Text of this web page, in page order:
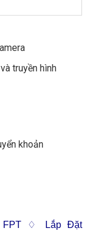
truyền hình
khoản
FPT ♢ Lắp Đặt